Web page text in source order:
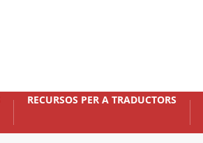
RECURSOS PER A TRADUCTORS